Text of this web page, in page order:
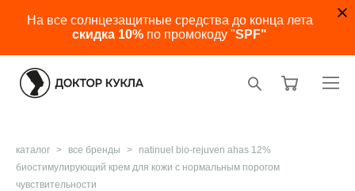
На все солнцезащитные средства до конца лета
скидка 10% по промокоду "SPF"
каталог > все бренды >
natinuel bio-rejuven ahas 12%
биостимулирующий крем для кожи с нормальным порогом
чувствительности